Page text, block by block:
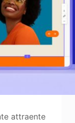
attraente